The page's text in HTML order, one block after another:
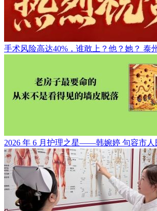
手术风险高达40%，谁敢上？他？她？ 泰
2026 年 6 月护理之星——韩婉婷 句容市人